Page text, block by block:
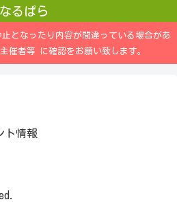
なるぱら
となったり内容が間違っている場合があ
催者等 に確認をお願い致します。
ト情報